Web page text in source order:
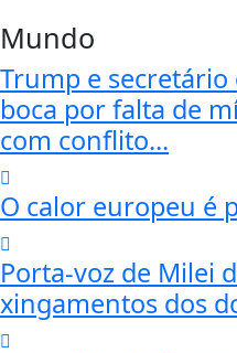
Mundo
Trump e
boca por falta de
com conflito...
O calor europeu é
Porta-voz de Milei
xingamentos dos